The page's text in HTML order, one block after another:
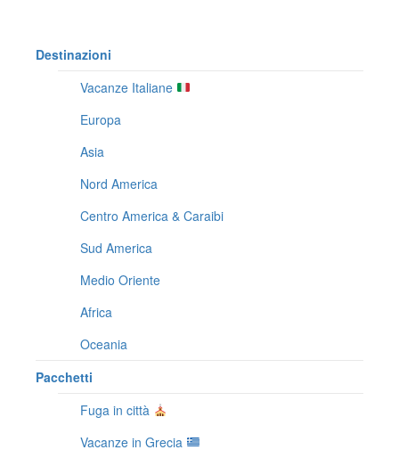
Destinazioni
Vacanze Italiane
Europa
Asia
Nord America
Centro America & Caraibi
Sud America
Medio Oriente
Africa
Oceania
Pacchetti
Fuga in città
Vacanze in Grecia